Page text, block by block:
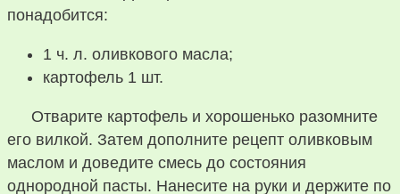
понадобится:
1 ч. л. оливкового масла;
картофель 1 шт.
Отварите картофель и хорошенько разомните
его вилкой. Затем дополните рецепт оливковым
маслом и доведите смесь до состояния
однородной пасты. Нанесите на руки и держите по